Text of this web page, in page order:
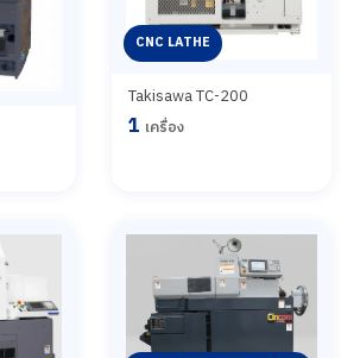
CNC LATHE
Takisawa TC-200
1 เครื่อง